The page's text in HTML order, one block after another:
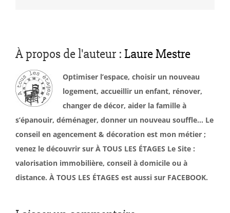
À propos de l'auteur : Laure Mestre
Optimiser l’espace, choisir un nouveau
logement, accueillir un enfant, rénover,
changer de décor, aider la famille à
s’épanouir, déménager, donner un nouveau souffle… Le
conseil en agencement & décoration est mon métier ;
venez le découvrir sur À TOUS LES ÉTAGES Le Site :
valorisation immobilière, conseil à domicile ou à
distance. À TOUS LES ÉTAGES est aussi sur FACEBOOK.